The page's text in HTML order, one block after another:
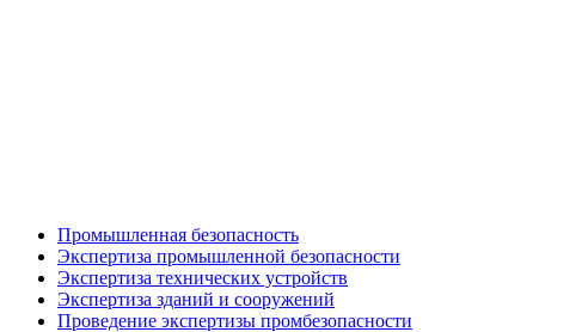
Промышленная безопасность
Экспертиза промышленной безопасности
Экспертиза технических устройств
Экспертиза зданий и сооружений
Проведение экспертизы промбезопасности